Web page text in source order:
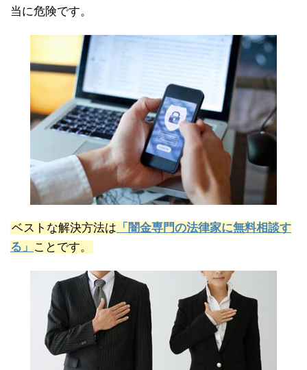
当に危険です。
ベストな解決方法は 「闇金専門の法律家に無料相談す
る」 ことです。